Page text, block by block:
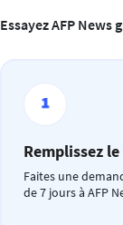
Essayez AFP
Remplissez
Faites une
de 7 jours à AFP